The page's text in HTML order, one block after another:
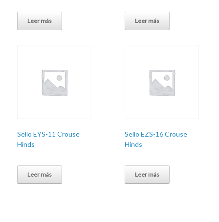
Leer más Leer más
Sello EYS-11 Crouse
Hinds
Leer más
Sello EZS-16 Crouse
Hinds
Leer más